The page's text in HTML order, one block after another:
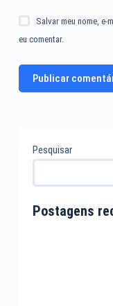
Salvar meu nome,
eu comentar.
Publicar
Pesquisar
Postagens